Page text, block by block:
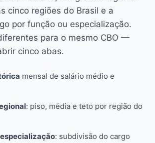
cinco regiões do Brasil e a
por função ou especialização.
para o mesmo CBO —
cinco abas.
mensal de salário médio e
: piso, média e teto por região do
: subdivisão do cargo